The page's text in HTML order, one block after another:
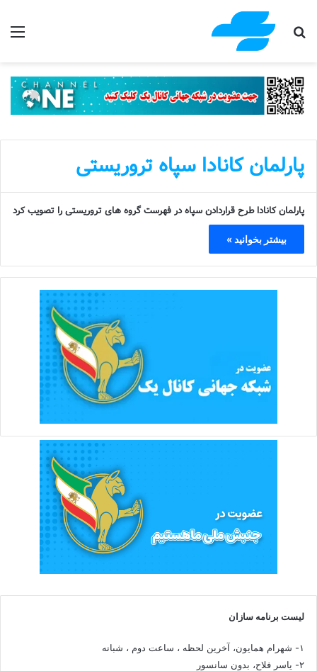
جستجو برای
پارلمان کانادا سپاه تروریستی
پارلمان کانادا طرح قراردادن سپاه در فهرست گروه های تروریستی را تصویب کرد
بیشتر بخوانید »
لیست برنامه سازان
۱- شهرام همایون، آخرین لحظه ، ساعت دوم ، شبانه
۲- یاسر فلاح، بدون سانسور